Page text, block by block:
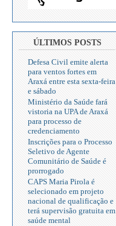
ÚLTIMOS POSTS
Defesa Civil emite alerta
para ventos fortes em
Araxá entre esta sexta-feira
e sábado
Ministério da Saúde fará
vistoria na UPA de Araxá
para processo de
credenciamento
Inscrições para o Processo
Seletivo de Agente
Comunitário de Saúde é
prorrogado
CAPS Maria Pirola é
selecionado em projeto
nacional de qualificação e
terá supervisão gratuita em
saúde mental